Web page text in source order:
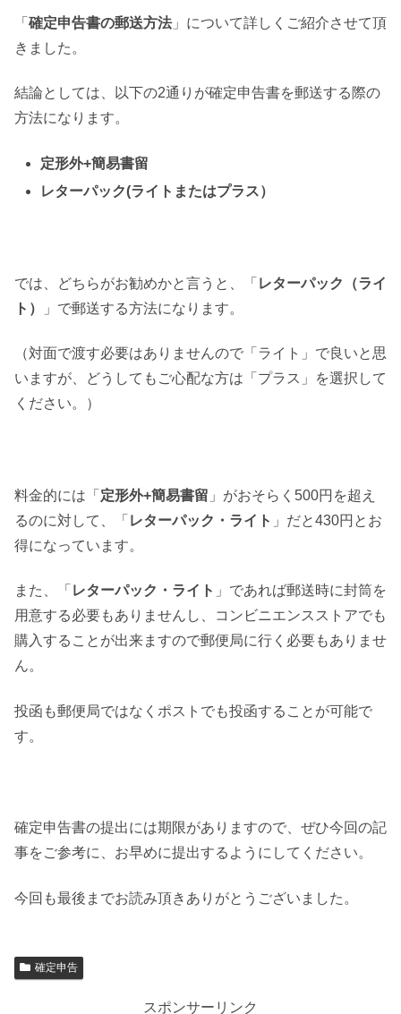
「 確定申告書の郵送方法 」について詳しくご紹介させて頂
きました。
結論としては、以下の2通りが確定申告書を郵送する際の
方法になります。
定形外+簡易書留
レターパック(ライトまたはプラス）
では、どちらがお勧めかと言うと、「 レターパック（ライ
ト）
」で郵送する方法になります。
（対面で渡す必要はありませんので「ライト」で良いと思
いますが、どうしてもご心配な方は「プラス」を選択して
ください。）
料金的には「 定形外+簡易書留 」がおそらく500円を超え
るのに対して、「 レターパック・ライト 」だと430円とお
得になっています。
また、「 レターパック・ライト 」であれば郵送時に封筒を
用意する必要もありませんし、コンビニエンスストアでも
購入することが出来ますので郵便局に行く必要もありませ
ん。
投函も郵便局ではなくポストでも投函することが可能で
す。
確定申告書の提出には期限がありますので、ぜひ今回の記
事をご参考に、お早めに提出するようにしてください。
今回も最後までお読み頂きありがとうございました。
確定申告
スポンサーリンク